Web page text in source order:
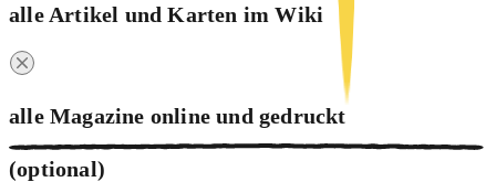
alle Artikel und Karten im Wiki
alle Magazine online und gedruckt
(optional)